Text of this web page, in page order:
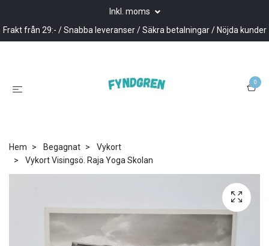
Inkl. moms
Frakt från 29:- / Snabba leveranser / Säkra betalningar / Nöjda kunder
0
Hem Begagnat
Vykort
Vykort Visingsö. Raja Yoga Skolan